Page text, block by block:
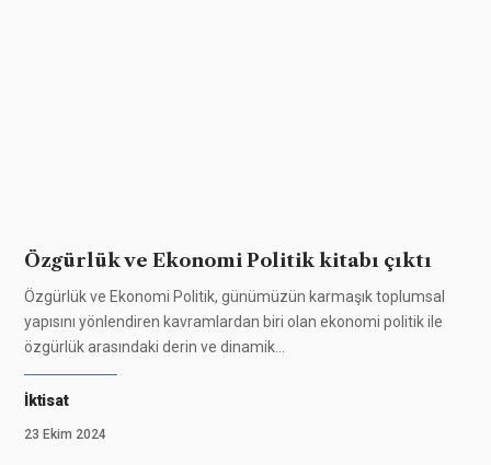
Özgürlük ve Ekonomi Politik kitabı çıktı
Özgürlük ve Ekonomi Politik, günümüzün karmaşık toplumsal
yapısını yönlendiren kavramlardan biri olan ekonomi politik ile
özgürlük arasındaki derin ve dinamik
İktisat
23 Ekim 2024